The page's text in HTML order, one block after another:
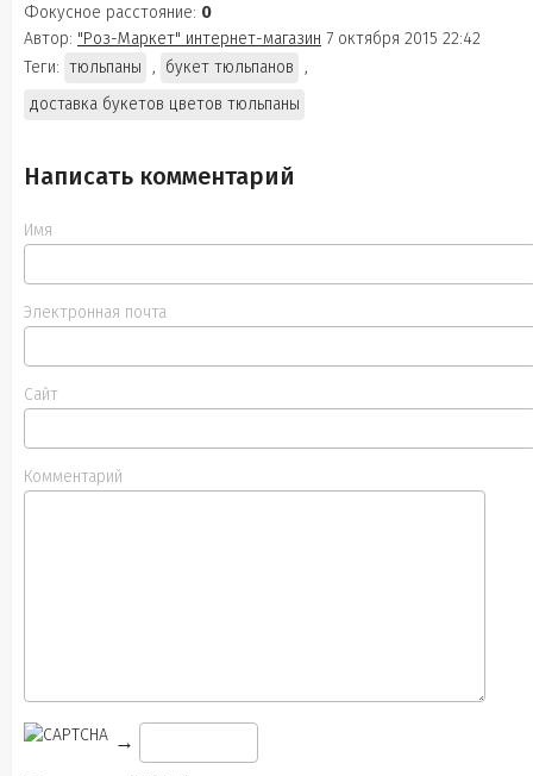
Фокусное расстояние: 0
Автор: "Роз-Маркет" интернет-магазин 7 октября 2015 22:42
Теги: тюльпаны , букет тюльпанов ,
доставка букетов цветов тюльпаны
Написать комментарий
Имя
Электронная почта
Сайт
Комментарий
→